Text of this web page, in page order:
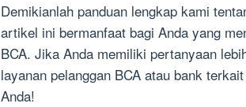
Demikianlah panduan lengkap kami
artikel ini bermanfaat bagi Anda yang
BCA. Jika Anda memiliki pertanyaan
layanan pelanggan BCA atau bank
Anda!